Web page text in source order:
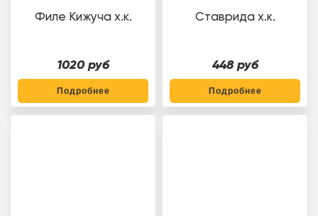
Филе Кижуча х.к.
1020 руб
Подробнее
Ставрида х.к.
448 руб
Подробнее